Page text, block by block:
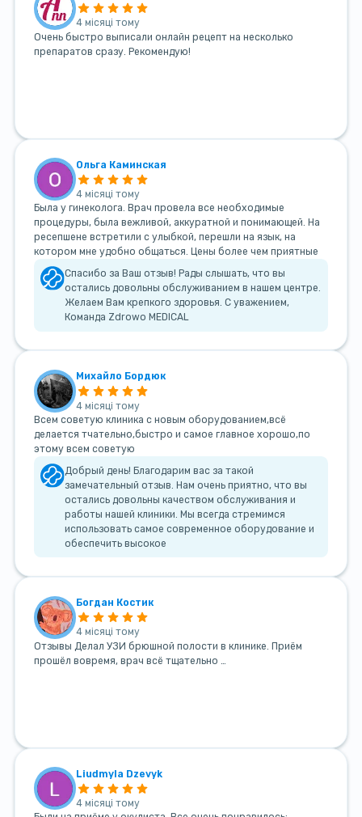
4 місяці тому
Очень быстро выписали онлайн рецепт на несколько
препаратов сразу. Рекомендую!
Ольга Каминская
4 місяці тому
Была у гинеколога. Врач провела все необходимые
процедуры, была вежливой, аккуратной и понимающей. На
ресепшене встретили с улыбкой, перешли на язык, на
котором мне удобно общаться. Цены более чем приятные
Спасибо за Ваш отзыв! Рады слышать, что вы
остались довольны обслуживанием в нашем центре.
Желаем Вам крепкого здоровья. С уважением,
Команда Zdrowo MEDICAL
Михайло Бордюк
4 місяці тому
Всем советую клиника с новым оборудованием,всё
делается тчательно,быстро и самое главное хорошо,по
этому всем советую
Добрый день! Благодарим вас за такой
замечательный отзыв. Нам очень приятно, что вы
остались довольны качеством обслуживания и
работы нашей клиники. Мы всегда стремимся
использовать самое современное оборудование и
обеспечить высокое
Богдан Костик
4 місяці тому
Отзывы Делал УЗИ брюшной полости в клинике. Приём
прошёл вовремя, врач всё тщательно …
Liudmyla Dzevyk
4 місяці тому